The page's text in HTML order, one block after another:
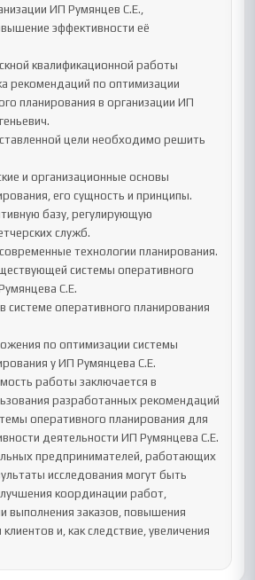
ИП Румянцев С.Е.,
эффективности её
квалификационной работы
рекомендаций по оптимизации
планирования в организации ИП
цели необходимо решить
и организационные основы
его сущность и принципы.
базу, регулирующую
служб.
технологии планирования.
системы оперативного
С.Е.
системе оперативного планирования
по оптимизации системы
у ИП Румянцева С.Е.
работы заключается в
разработанных рекомендаций
оперативного планирования для
деятельности ИП Румянцева С.Е.
предпринимателей, работающих
исследования могут быть
координации работ,
выполнения заказов, повышения
и, как следствие, увеличения